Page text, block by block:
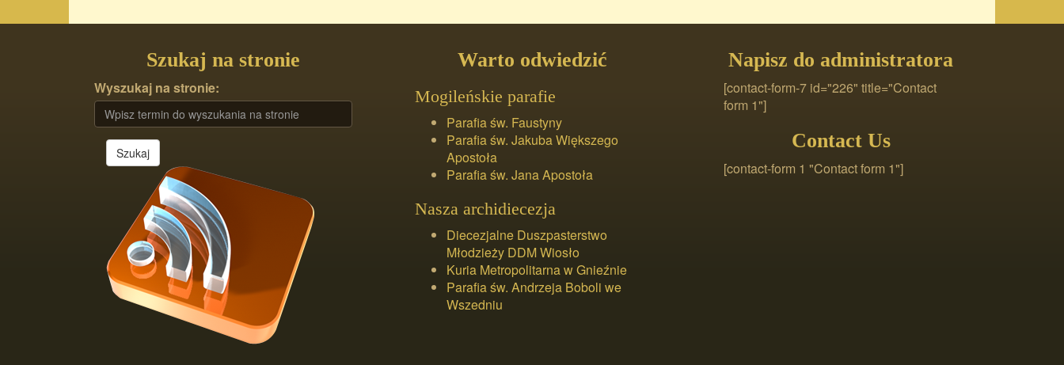
Szukaj na stronie
Wyszukaj na stronie:
Szukaj
Warto odwiedzić
Mogileńskie parafie
Parafia św. Faustyny
Parafia św. Jakuba Większego
Apostoła
Parafia św. Jana Apostoła
Nasza archidiecezja
Diecezjalne Duszpasterstwo
Młodzieży DDM Wiosło
Kuria Metropolitarna w Gnieźnie
Parafia św. Andrzeja Boboli we
Wszedniu
Napisz do administratora
[contact-form-7 id="226" title="Contact
form 1"]
Contact Us
[contact-form 1 "Contact form 1"]